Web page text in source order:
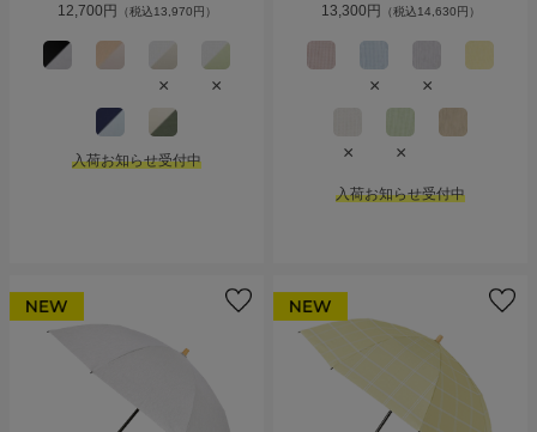
ギフト用ラッピング
よくあるご質問・お問い合わせ
プライバシーポリシー
12,700円
（税込13,970円）
× ×
入荷お知らせ受付中
13,300円
（税込14,630円）
× ×
× ×
入荷お知らせ受付中